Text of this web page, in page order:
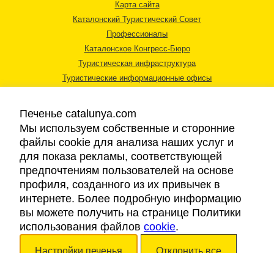
Карта сайта
Каталонский Туристический Совет
Профессионалы
Каталонское Конгресс-Бюро
Туристическая инфраструктура
Туристические информационные офисы
Правовая информация
Cookies
Доступность
Авторские права © 2026. Каталонский Туристический Совет. Все права
Печенье catalunya.com
Мы используем собственные и сторонние
файлы cookie для анализа наших услуг и
для показа рекламы, соответствующей
предпочтениям пользователей на основе
профиля, созданного из их привычек в
интернете. Более подробную информацию
вы можете получить на странице Политики
использования файлов cookie.
Настройки печенья Отклонить все